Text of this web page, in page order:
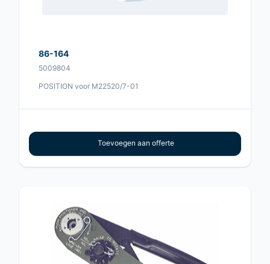
86-164
5009804
POSITION voor M22520/7-01
Toevoegen aan offerte